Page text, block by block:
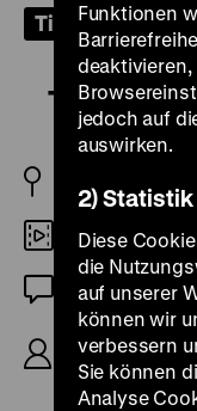
Tickets
The Lost
US 1945
DCP
OF
R: Billy
John F. Seitz,
Funktionen
deaktivieren,
jedoch auf
auswirken.
2)
Diese
die
auf unserer
können wir
verbessern
Sie können
Analyse